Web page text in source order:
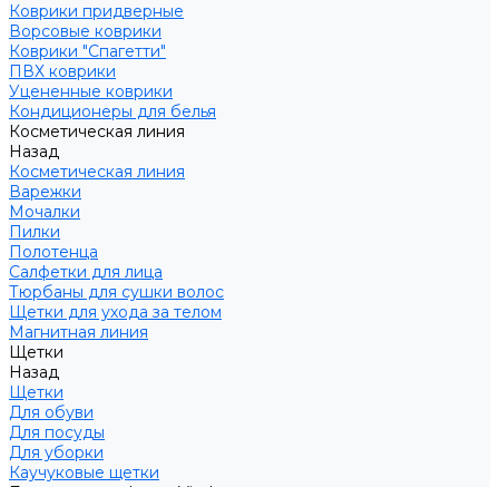
Коврики придверные
Ворсовые коврики
Коврики "Спагетти"
ПВХ коврики
Уцененные коврики
Кондиционеры для белья
Косметическая линия
Назад
Косметическая линия
Варежки
Мочалки
Пилки
Полотенца
Салфетки для лица
Тюрбаны для сушки волос
Щетки для ухода за телом
Магнитная линия
Щетки
Назад
Щетки
Для обуви
Для посуды
Для уборки
Каучуковые щетки